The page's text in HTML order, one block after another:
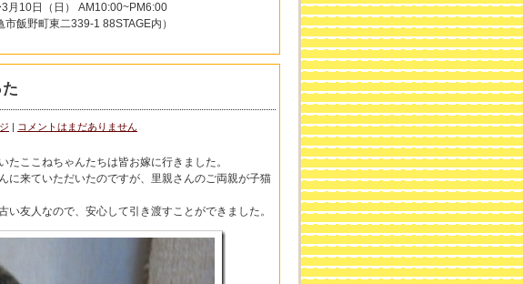
月10日（日） AM10:00~PM6:00
飯野町東二339-1 88STAGE内）
| コメントはまだありません
ここねちゃんたちは皆お嫁に行きました。
に来ていただいたのですが、里親さんのご両親が子猫
友人なので、安心して引き渡すことができました。